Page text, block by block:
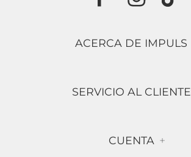
ACERCA DE IMPULS
Contáctanos
SERVICIO AL CLIENTE
CUENTA +